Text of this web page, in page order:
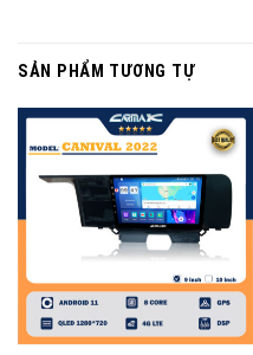
SẢN PHẨM TƯƠNG TỰ